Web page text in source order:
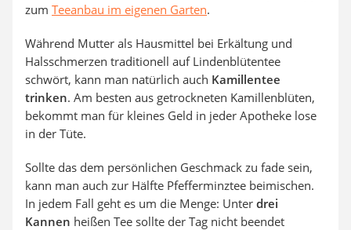
zum Teeanbau im eigenen Garten.
Während Mutter als Hausmittel bei Erkältung und
Halsschmerzen traditionell auf Lindenblütentee
schwört, kann man natürlich auch Kamillentee
trinken. Am besten aus getrockneten Kamillenblüten,
bekommt man für kleines Geld in jeder Apotheke lose
in der Tüte.
Sollte das dem persönlichen Geschmack zu fade sein,
kann man auch zur Hälfte Pfefferminztee beimischen.
In jedem Fall geht es um die Menge: Unter drei
Kannen heißen Tee sollte der Tag nicht beendet